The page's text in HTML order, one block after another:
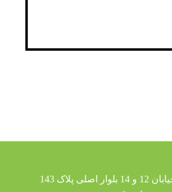
تهرانسر ، بین خیابان 12 و 14 بلوار اصلی پلاک 143